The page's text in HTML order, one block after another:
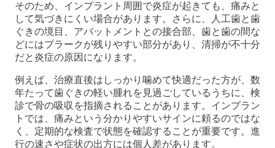
そのため、インプラント周囲で炎症が起きても、痛みと
して気づきにくい場合があります。さらに、人工歯と歯
ぐきの境目、アバットメントとの接合部、歯と歯の間な
どにはプラークが残りやすい部分があり、清掃が不十分
だと炎症の原因になります。
例えば、治療直後はしっかり噛めて快適だった方が、数
年たって歯ぐきの軽い腫れを見過ごしているうちに、検
診で骨の吸収を指摘されることがあります。インプラン
トでは、痛みという分かりやすいサインに頼るのではな
く、定期的な検査で状態を確認することが重要です。進
行の速さや症状の出方には個人差があります。